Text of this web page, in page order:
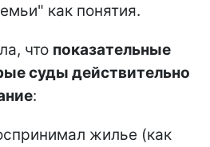
как понятия.
что показательные
суды действительно
:
жилье (как